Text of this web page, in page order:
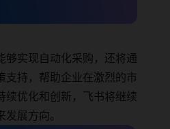
够实现自动化采购，还将通
支持，帮助企业在激烈的市
续优化和创新，飞书将继续
展方向。